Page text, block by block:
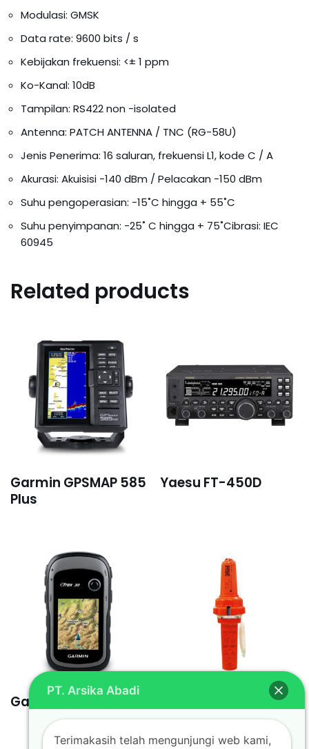
Modulasi: GMSK
Data rate: 9600 bits / s
Kebijakan frekuensi: <± 1 ppm
Ko-Kanal: 10dB
Tampilan: RS422 non -isolated
Antenna: PATCH ANTENNA / TNC (RG-58U)
Jenis Penerima: 16 saluran, frekuensi L1, kode C / A
Akurasi: Akuisisi -140 dBm / Pelacakan -150 dBm
Suhu pengoperasian: -15˚C hingga + 55˚C
Suhu penyimpanan: -25˚ C hingga + 75˚Cibrasi: IEC
60945
Related products
Garmin GPSMAP 585
Plus
Yaesu FT-450D
Garmin eTrex 30
SAR-9
PT. Arsika Abadi
Terimakasih telah mengunjungi web kami,